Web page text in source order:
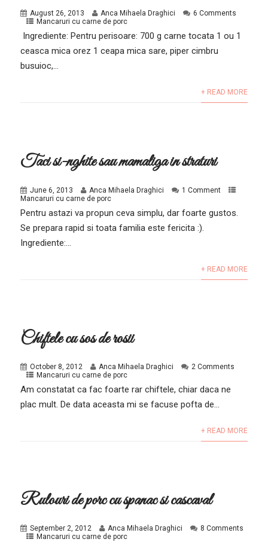
August 26, 2013 Anca Mihaela Draghici
6 Comments
Mancaruri cu carne de porc
Ingrediente: Pentru perisoare: 700 g carne tocata 1 ou 1
ceasca mica orez 1 ceapa mica sare, piper cimbru
busuioc,...
+ READ MORE
Taci si-nghite sau mamaliga in straturi
June 6, 2013 Anca Mihaela Draghici
1 Comment
Mancaruri cu carne de porc
Pentru astazi va propun ceva simplu, dar foarte gustos.
Se prepara rapid si toata familia este fericita :).
Ingrediente:...
+ READ MORE
Chiftele cu sos de rosii
October 8, 2012 Anca Mihaela Draghici
2 Comments
Mancaruri cu carne de porc
Am constatat ca fac foarte rar chiftele, chiar daca ne
plac mult. De data aceasta mi se facuse pofta de...
+ READ MORE
Rulouri de porc cu spanac si cascaval
September 2, 2012 Anca Mihaela Draghici
8 Comments
Mancaruri cu carne de porc